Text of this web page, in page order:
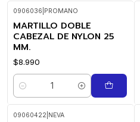
0906036 PROMANO
MARTILLO DOBLE
CABEZAL DE NYLON 25
MM.
$8.990
Cantidad
09060422 NEVA